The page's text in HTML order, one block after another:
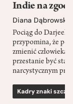
Indie na
Diana Dąbrowska
Pociąg do
przypomina, że
zmienić człowieka
przestanie być
narcystycznym
Kadry znaki